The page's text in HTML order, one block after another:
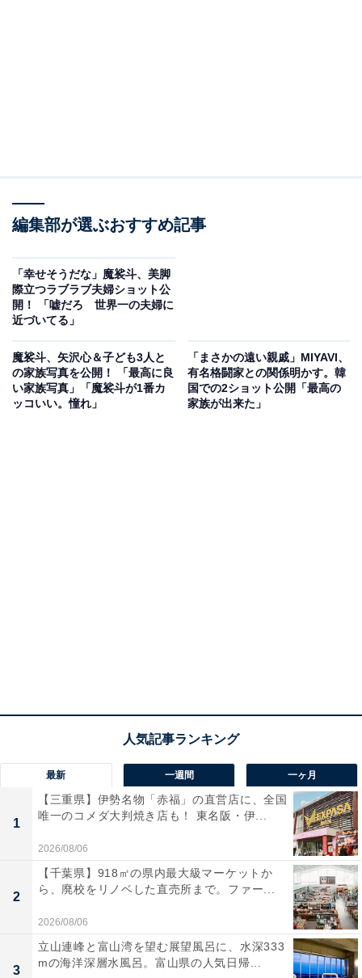
編集部が選ぶおすすめ記事
「幸せそうだな」魔裟斗、美脚
際立つラブラブ夫婦ショット公
開！ 「嘘だろ 世界一の夫婦に
近づいてる」
魔裟斗、矢沢心＆子ども3人と
の家族写真を公開！ 「最高に良
い家族写真」「魔裟斗が1番カ
ッコいい。憧れ」
「まさかの遠い親戚」MIYAVI、
有名格闘家との関係明かす。韓
国での2ショット公開「最高の
家族が出来た」
最新 一週間 一ヶ月
1
【三重県】伊勢名物「赤福」の直営店に、全国
唯一のコメダ大判焼き店も！ 東名阪・伊...
2026/08/06
2
【千葉県】918㎡の県内最大級マーケットか
ら、廃校をリノベした直売所まで。ファー...
2026/08/06
3
立山連峰と富山湾を望む展望風呂に、水深333
mの海洋深層水風呂。富山県の人気日帰...